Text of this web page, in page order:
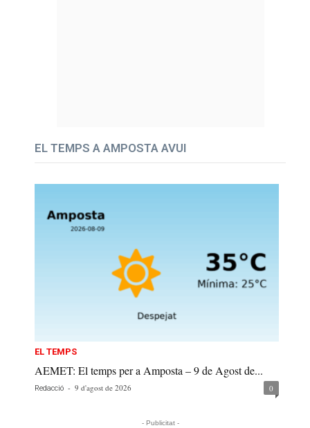
EL TEMPS A AMPOSTA AVUI
EL TEMPS
AEMET: El temps per a Amposta – 9 de Agost de...
Redacció - 9 d'agost de 2026 0
- Publicitat -